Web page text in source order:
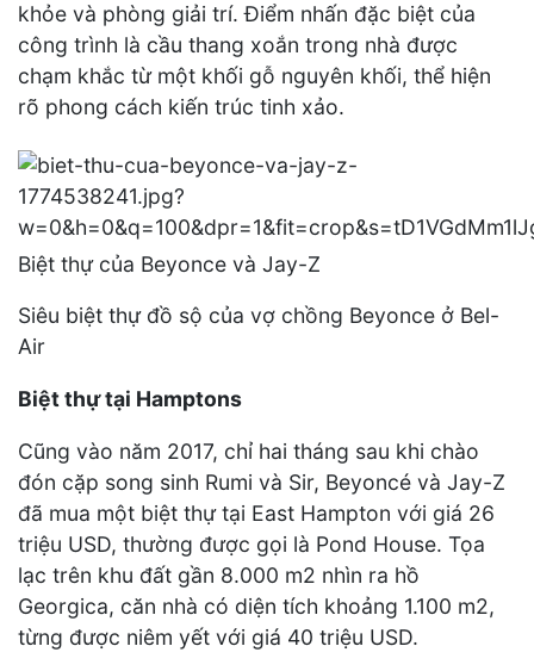
khỏe và phòng giải trí. Điểm nhấn đặc biệt của
công trình là cầu thang xoắn trong nhà được
chạm khắc từ một khối gỗ nguyên khối, thể hiện
rõ phong cách kiến trúc tinh xảo.
Biệt thự của Beyonce và Jay-Z
Siêu biệt thự đồ sộ của vợ chồng Beyonce ở Bel-
Air
Biệt thự tại Hamptons
Cũng vào năm 2017, chỉ hai tháng sau khi chào
đón cặp song sinh Rumi và Sir, Beyoncé và Jay-Z
đã mua một biệt thự tại East Hampton với giá 26
triệu USD, thường được gọi là Pond House. Tọa
lạc trên khu đất gần 8.000 m2 nhìn ra hồ
Georgica, căn nhà có diện tích khoảng 1.100 m2,
từng được niêm yết với giá 40 triệu USD.